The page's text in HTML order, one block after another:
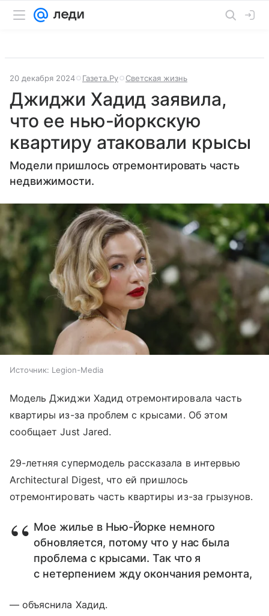
20 декабря 2024 Газета.Ру Светская жизнь
Джиджи Хадид заявила,
что ее нью-йоркскую
квартиру атаковали крысы
Модели пришлось отремонтировать часть
недвижимости.
Источник: Legion-Media
Модель Джиджи Хадид отремонтировала часть
квартиры из-за проблем с крысами. Об этом
сообщает Just Jared.
29-летняя супермодель рассказала в интервью
Architectural Digest, что ей пришлось
отремонтировать часть квартиры из-за грызунов.
Мое жилье в Нью-Йорке немного
обновляется, потому что у нас была
проблема с крысами. Так что я
с нетерпением жду окончания ремонта,
— объяснила Хадид.